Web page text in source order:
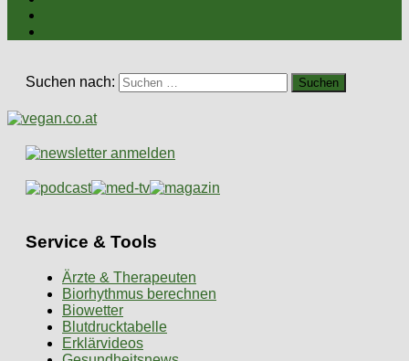
Suchen nach:
Service & Tools
Ärzte & Therapeuten
Biorhythmus berechnen
Biowetter
Blutdrucktabelle
Erklärvideos